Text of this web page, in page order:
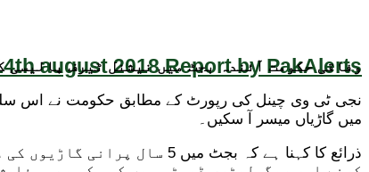
august 2018 Report by PakAlerts
وفاقی حکومت آئندہ بجٹ میں نیشنل ٹیرف
نجی ٹی وی چینل کی رپورٹ کے مطابق حکومت نے اس
میں گاڑیاں میسر آ سکیں۔
ذرائع کا کہنا ہے کہ بجٹ